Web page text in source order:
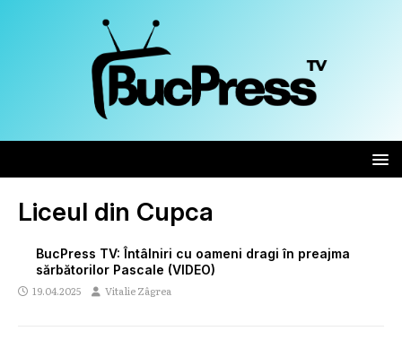
Liceul din Cupca
BucPress TV: Întâlniri cu oameni dragi în preajma
sărbătorilor Pascale (VIDEO)
19.04.2025 Vitalie Zâgrea